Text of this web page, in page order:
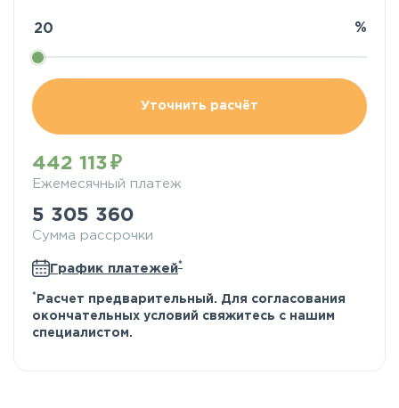
%
Уточнить расчёт
442 113
Ежемесячный платеж
5 305 360
Сумма рассрочки
График платежей*
* Расчет предварительный. Для согласования
окончательных условий свяжитесь с нашим
специалистом.